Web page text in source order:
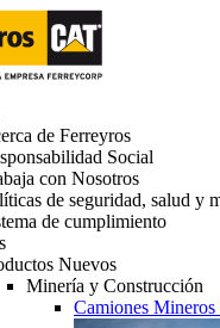
de Ferreyros
Social
con Nosotros
de seguridad, salud y
de cumplimiento
Nuevos
Minería y Construcción
Camiones